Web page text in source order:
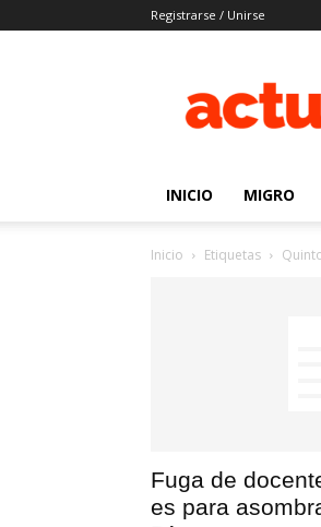
Registrarse / Unirse
INICIO MIGRO
Inicio Etiquetas
Fuga de
es para